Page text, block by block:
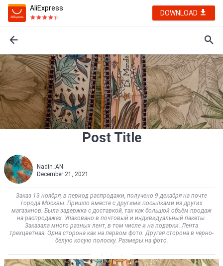
AliExpress
DOWNLOAD
Post Title
Nadin_AN
December 21, 2021
Заказ 13 ноября, в период распродажи, получено 9 декабря на почте
города Москвы. Пришло вместе с другими посылками из других
магазинов. Была задержка с доставкой, так как большой объём продаж
на распродажах. Упаковано в почтовый и индивидуальный пакеты.
Заказала много разных лент, в том числе и на подарки. Лента
трехцветная. Одна сторона как на первом фото. Другая сторона в черно-
белую косую полоску. Размеры на фото.